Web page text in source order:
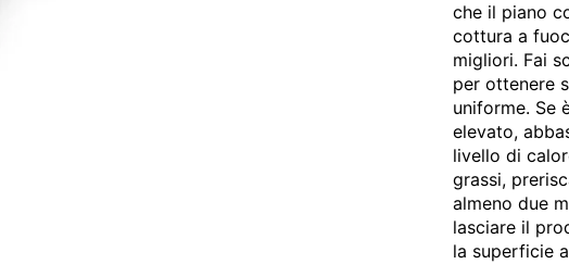
che il piano
cottura a
migliori. Fai
per ottenere
uniforme. Se
elevato,
livello di
grassi,
almeno due
lasciare il
la superficie